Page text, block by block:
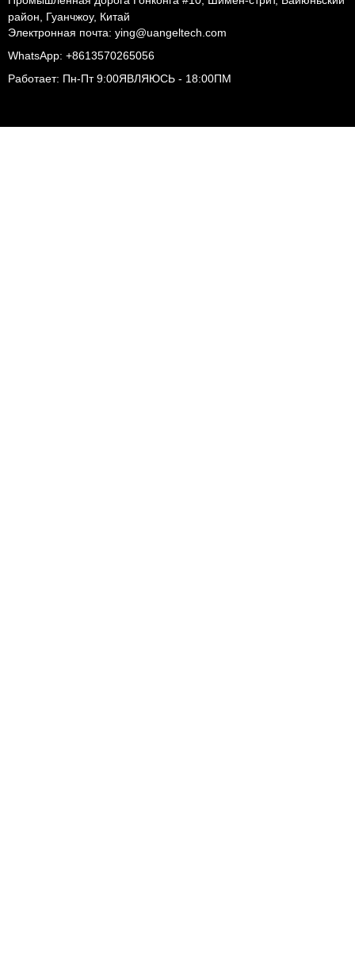
район, Гуанчжоу, Китай
Электронная почта: ying@uangeltech.com
WhatsApp: +8613570265056
Работает: Пн-Пт 9:00ЯВЛЯЮСЬ - 18:00ПМ